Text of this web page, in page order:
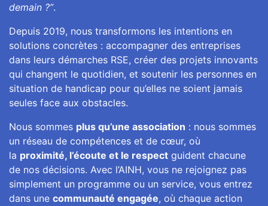
demain ?”.
Depuis 2019, nous transformons les intentions en
solutions concrètes : accompagner des entreprises
dans leurs démarches RSE, créer des projets innovants
qui changent le quotidien, et soutenir les personnes en
situation de handicap pour qu’elles ne soient jamais
seules face aux obstacles.
Nous sommes plus qu’une association : nous sommes
un réseau de compétences et de cœur, où
la proximité, l’écoute et le respect guident chacune
de nos décisions. Avec l’AINH, vous ne rejoignez pas
simplement un programme ou un service, vous entrez
dans une communauté engagée, où chaque action